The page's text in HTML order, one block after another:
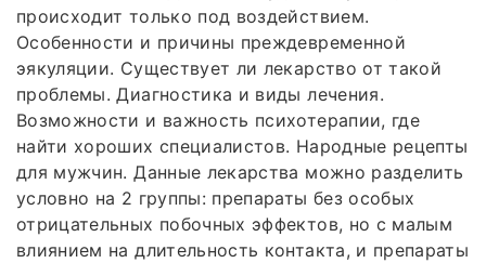
происходит только под воздействием.
Особенности и причины преждевременной
эякуляции. Существует ли лекарство от такой
проблемы. Диагностика и виды лечения.
Возможности и важность психотерапии, где
найти хороших специалистов. Народные рецепты
для мужчин. Данные лекарства можно разделить
условно на 2 группы: препараты без особых
отрицательных побочных эффектов, но с малым
влиянием на длительность контакта, и препараты